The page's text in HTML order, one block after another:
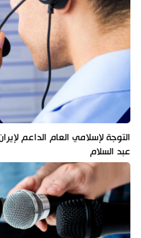
التوجة لإسلامي العام الداعم
عبد السلام